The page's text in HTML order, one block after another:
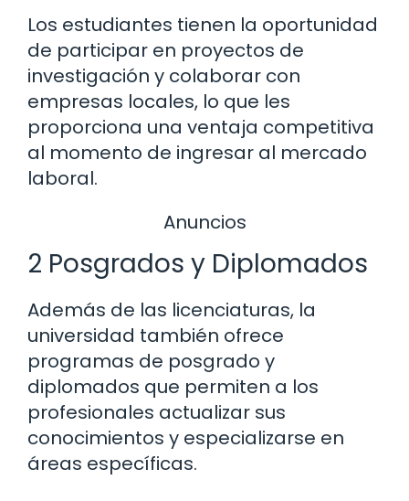
Los estudiantes tienen la oportunidad
de participar en proyectos de
investigación y colaborar con
empresas locales, lo que les
proporciona una ventaja competitiva
al momento de ingresar al mercado
laboral.
Anuncios
2 Posgrados y Diplomados
Además de las licenciaturas, la
universidad también ofrece
programas de posgrado y
diplomados que permiten a los
profesionales actualizar sus
conocimientos y especializarse en
áreas específicas.